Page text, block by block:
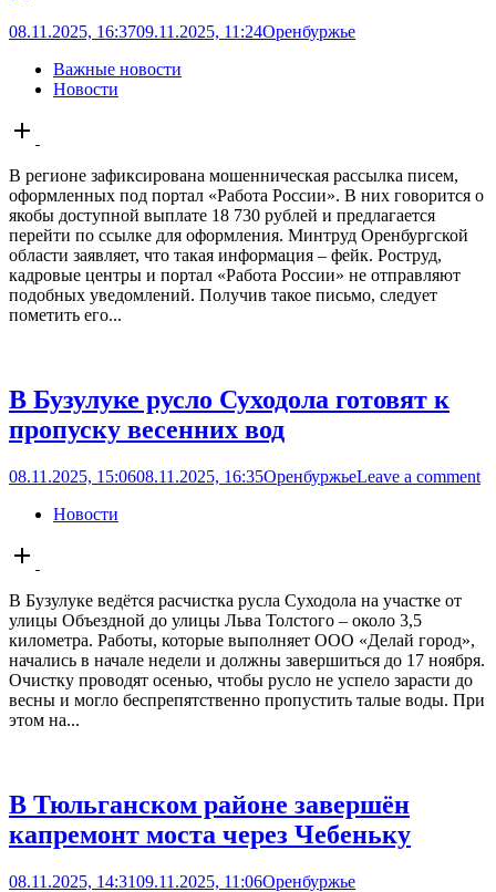
08.11.2025, 16:3709.11.2025, 11:24Оренбуржье
Важные новости
Новости
Open
post
В регионе зафиксирована мошенническая рассылка писем,
оформленных под портал «Работа России». В них говорится о
якобы доступной выплате 18 730 рублей и предлагается
перейти по ссылке для оформления. Минтруд Оренбургской
области заявляет, что такая информация – фейк. Роструд,
кадровые центры и портал «Работа России» не отправляют
подобных уведомлений. Получив такое письмо, следует
пометить его...
В Бузулуке русло Суходола готовят к
пропуску весенних вод
08.11.2025, 15:0608.11.2025, 16:35ОренбуржьеLeave a comment
Новости
Open
post
В Бузулуке ведётся расчистка русла Суходола на участке от
улицы Объездной до улицы Льва Толстого – около 3,5
километра. Работы, которые выполняет ООО «Делай город»,
начались в начале недели и должны завершиться до 17 ноября.
Очистку проводят осенью, чтобы русло не успело зарасти до
весны и могло беспрепятственно пропустить талые воды. При
этом на...
В Тюльганском районе завершён
капремонт моста через Чебеньку
08.11.2025, 14:3109.11.2025, 11:06Оренбуржье